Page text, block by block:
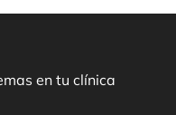
en tu clínica